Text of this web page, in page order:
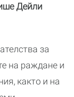
Дейли
за
на раждане и
както и на